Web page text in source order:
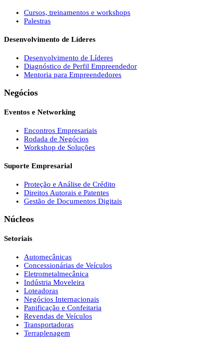
Cursos, treinamentos e workshops
Palestras
Desenvolvimento de Líderes
Desenvolvimento de Líderes
Diagnóstico de Perfil Empreendedor
Mentoria para Empreendedores
Negócios
Eventos e Networking
Encontros Empresariais
Rodada de Negócios
Workshop de Soluções
Suporte Empresarial
Proteção e Análise de Crédito
Direitos Autorais e Patentes
Gestão de Documentos Digitais
Núcleos
Setoriais
Automecânicas
Concessionárias de Veículos
Eletrometalmecânica
Indústria Moveleira
Loteadoras
Negócios Internacionais
Panificação e Confeitaria
Revendas de Veículos
Transportadoras
Terraplenagem